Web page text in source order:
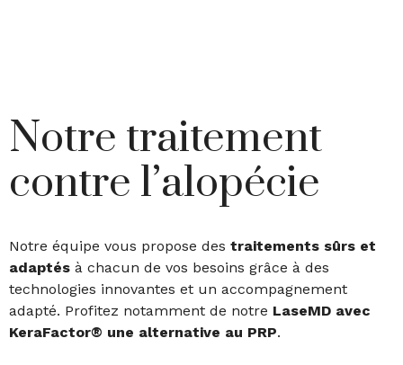
Notre traitement
contre l’alopécie
Notre équipe vous propose des traitements sûrs et
adaptés à chacun de vos besoins grâce à des
technologies innovantes et un accompagnement
adapté. Profitez notamment de notre LaseMD avec
KeraFactor® une alternative au PRP.